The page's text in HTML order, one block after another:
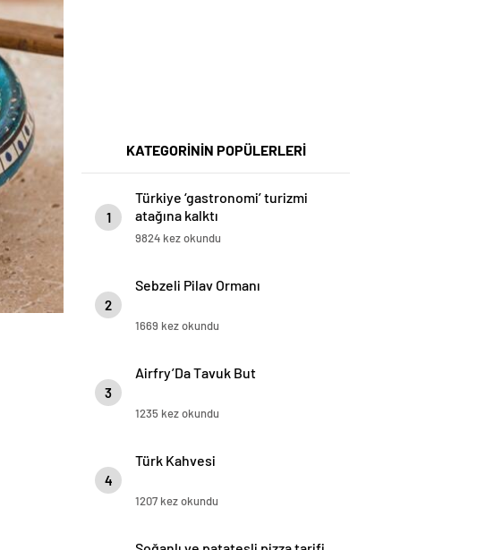
KATEGORİNİN POPÜLERLERİ
1
Türkiye ‘gastronomi’ turizmi
atağına kalktı
9824 kez okundu
2
Sebzeli Pilav Ormanı
1669 kez okundu
3
Airfry’Da Tavuk But
1235 kez okundu
4
Türk Kahvesi
1207 kez okundu